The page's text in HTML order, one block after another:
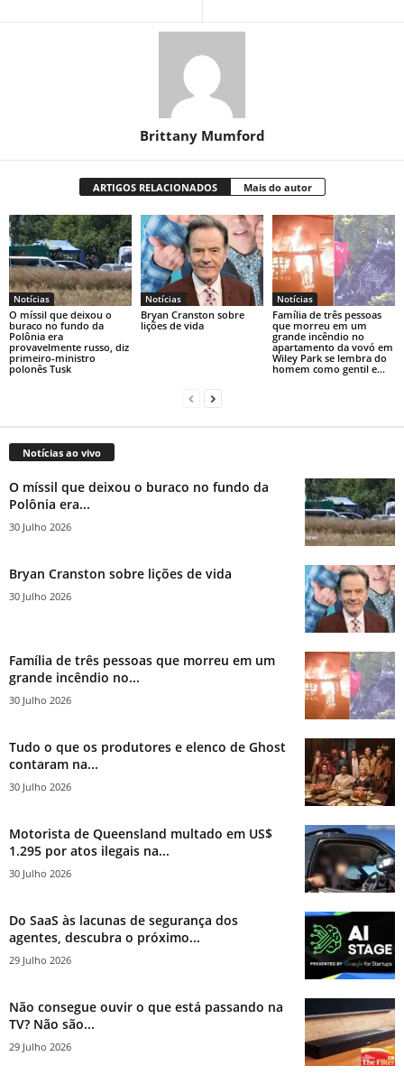
Brittany Mumford
ARTIGOS RELACIONADOS Mais do autor
Notícias
O míssil que deixou o
buraco no fundo da
Polônia era
provavelmente russo, diz
primeiro-ministro
polonês Tusk
Notícias
Bryan Cranston sobre
lições de vida
Notícias
Família de três pessoas
que morreu em um
grande incêndio no
apartamento da vovó em
Wiley Park se lembra do
homem como gentil e...
Notícias ao vivo
O míssil que deixou o buraco no fundo da
Polônia era...
30 Julho 2026
Bryan Cranston sobre lições de vida
30 Julho 2026
Família de três pessoas que morreu em um
grande incêndio no...
30 Julho 2026
Tudo o que os produtores e elenco de Ghost
contaram na...
30 Julho 2026
Motorista de Queensland multado em US$
1.295 por atos ilegais na...
30 Julho 2026
Do SaaS às lacunas de segurança dos
agentes, descubra o próximo...
29 Julho 2026
Não consegue ouvir o que está passando na
TV? Não são...
29 Julho 2026